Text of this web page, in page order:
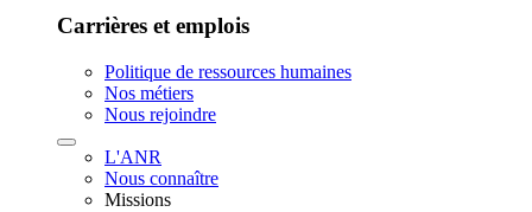
Carrières et emplois
Politique de ressources humaines
Nos métiers
Nous rejoindre
L'ANR
Nous connaître
Missions